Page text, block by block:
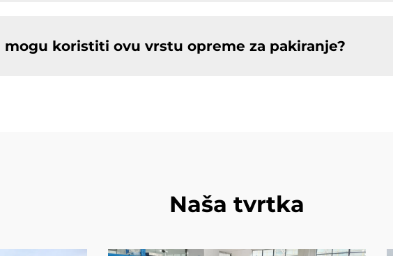
koristiti ovu vrstu opreme za pakiranje?
Naša tvrtka